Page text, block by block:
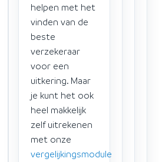
helpen met het
vinden van de
beste
verzekeraar
voor een
uitkering. Maar
je kunt het ook
heel makkelijk
zelf uitrekenen
met onze
vergelijkingsmodule